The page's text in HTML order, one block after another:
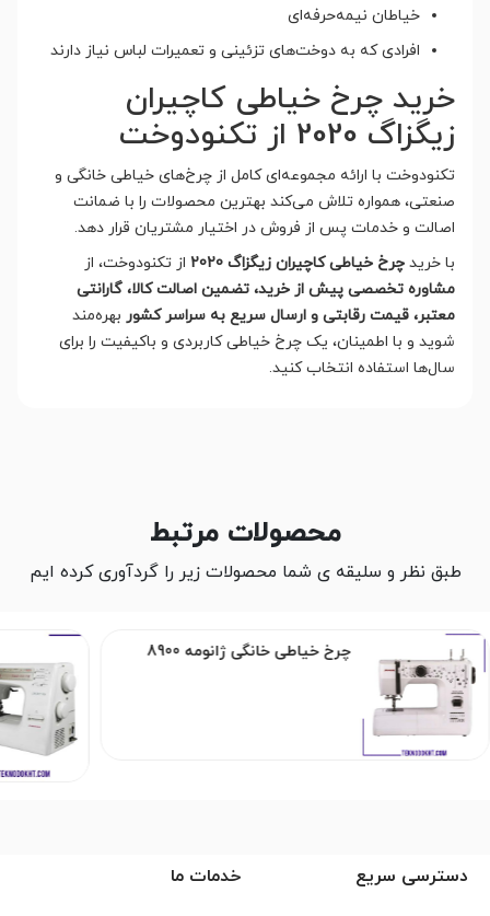
خیاطان نیمه‌حرفه‌ای
افرادی که به دوخت‌های تزئینی و تعمیرات لباس نیاز دارند
خرید چرخ خیاطی کاچیران
زیگزاگ 2020 از تکنودوخت
تکنودوخت با ارائه مجموعه‌ای کامل از چرخ‌های خیاطی خانگی و
صنعتی، همواره تلاش می‌کند بهترین محصولات را با ضمانت
اصالت و خدمات پس از فروش در اختیار مشتریان قرار دهد.
با خرید چرخ خیاطی کاچیران زیگزاگ 2020
از تکنودوخت، از
مشاوره تخصصی پیش از خرید، تضمین اصالت کالا، گارانتی
معتبر، قیمت رقابتی و ارسال سریع به سراسر کشور بهره‌مند
شوید و با اطمینان، یک چرخ خیاطی کاربردی و باکیفیت را برای
سال‌ها استفاده انتخاب کنید.
محصولات مرتبط
طبق نظر و سلیقه ی شما محصولات زیر را گردآوری کرده ایم
چرخ خیاطی خانگی ژانومه 8900
دسترسی سریع خدمات ما